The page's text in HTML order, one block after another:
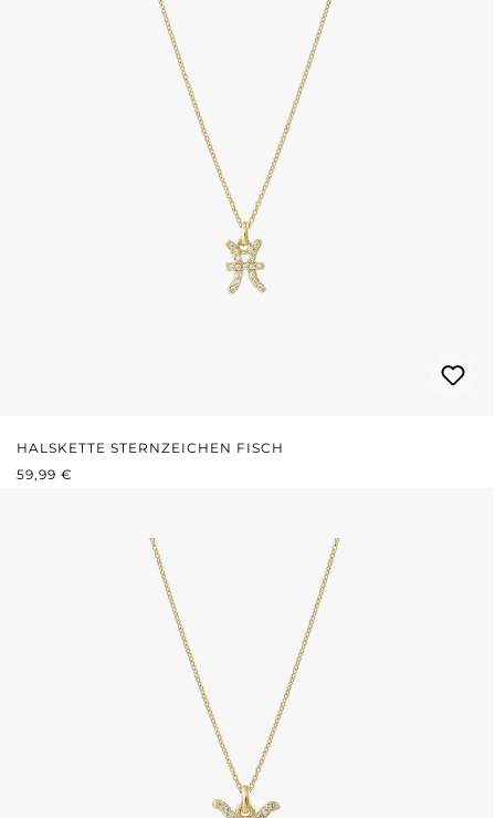
HALSKETTE STERNZEICHEN FISCH
REGULÄRER PREIS:
59,99 €